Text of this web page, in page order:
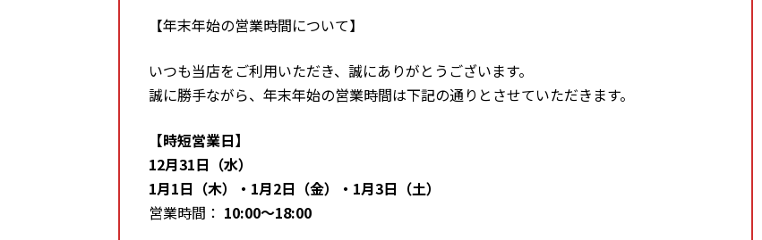
【年末年始の営業時間について】
いつも当店をご利用いただき、誠にありがとうございます。
誠に勝手ながら、年末年始の営業時間は下記の通りとさせていただきます。
【時短営業日】
12月31日（水）
1月1日（木）・1月2日（金）・1月3日（土）
営業時間： 10:00～18:00